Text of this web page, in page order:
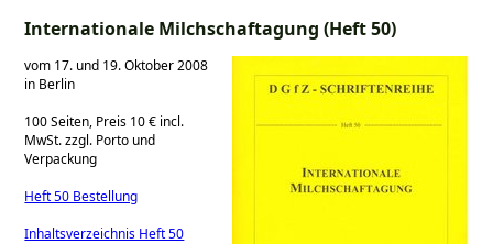
Internationale Milchschaftagung (Heft 50)
vom 17. und 19. Oktober 2008
in Berlin
100 Seiten, Preis 10 € incl.
MwSt. zzgl. Porto und
Verpackung
Heft 50 Bestellung
Inhaltsverzeichnis Heft 50